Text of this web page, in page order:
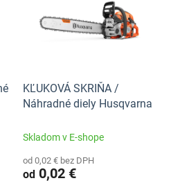
KĽUKOVÁ SKRIŇA /
Náhradné diely Husqvarna
Skladom v E-shope
od 0,02 € bez DPH
od 0,02 €